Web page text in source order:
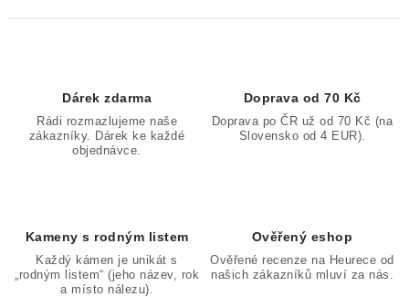
Dárek zdarma
Rádi rozmazlujeme naše
zákazníky. Dárek ke každé
objednávce.
Doprava od 70 Kč
Doprava po ČR už od 70 Kč (na
Slovensko od 4 EUR).
Kameny s rodným listem
Každý kámen je unikát s
„rodným listem“ (jeho název, rok
a místo nálezu).
Ověřený eshop
Ověřené recenze na Heurece od
našich zákazníků mluví za nás.